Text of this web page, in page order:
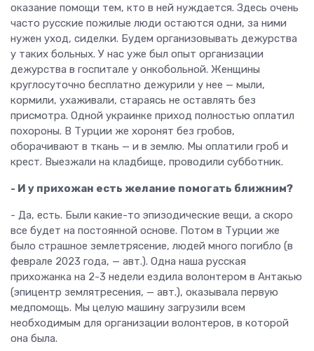
оказание помощи тем, кто в ней нуждается. Здесь очень
часто русские пожилые люди остаются одни, за ними
нужен уход, сиделки. Будем организовывать дежурства
у таких больных. У нас уже был опыт организации
дежурства в госпитале у онкобольной. Женщины
круглосуточно бесплатно дежурили у нее — мыли,
кормили, ухаживали, стараясь не оставлять без
присмотра. Одной украинке приход полностью оплатил
похороны. В Турции же хоронят без гробов,
оборачивают в ткань — и в землю. Мы оплатили гроб и
крест. Выезжали на кладбище, проводили субботник.
- И у прихожан есть желание помогать ближним?
- Да, есть. Были какие-то эпизодические вещи, а скоро
все будет на постоянной основе. Потом в Турции же
было страшное землетрясение, людей много погибло (в
феврале 2023 года, — авт.). Одна наша русская
прихожанка на 2-3 недели ездила волонтером в Антакью
(эпицентр землятресения, — авт.), оказывала первую
медпомощь. Мы целую машину загрузили всем
необходимым для организации волонтеров, в которой
она была.